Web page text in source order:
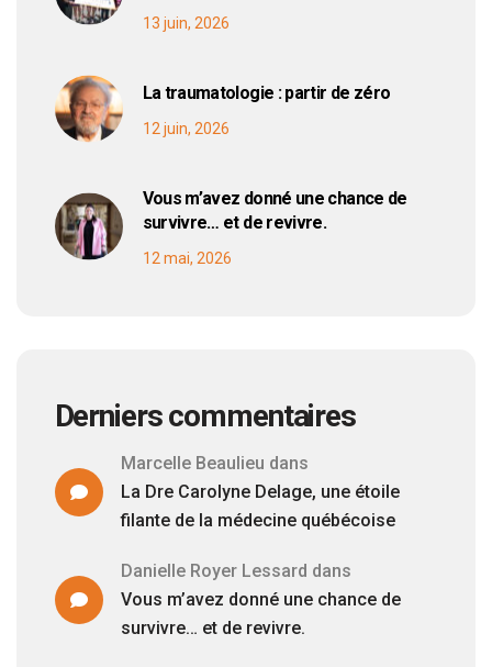
13 juin, 2026
La traumatologie : partir de zéro
12 juin, 2026
Vous m’avez donné une chance de
survivre… et de revivre.
12 mai, 2026
Derniers commentaires
Marcelle Beaulieu dans
La Dre Carolyne Delage, une étoile
filante de la médecine québécoise
Danielle Royer Lessard dans
Vous m’avez donné une chance de
survivre… et de revivre.